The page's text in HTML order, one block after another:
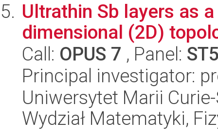
Ultrathin Sb layers as
dimensional (2D)
Call: OPUS 7 , Panel:
Principal investigator:
Uniwersytet Marii
Wydział Matematyki,